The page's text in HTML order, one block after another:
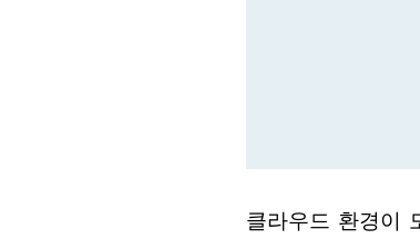
클라우드 환경이